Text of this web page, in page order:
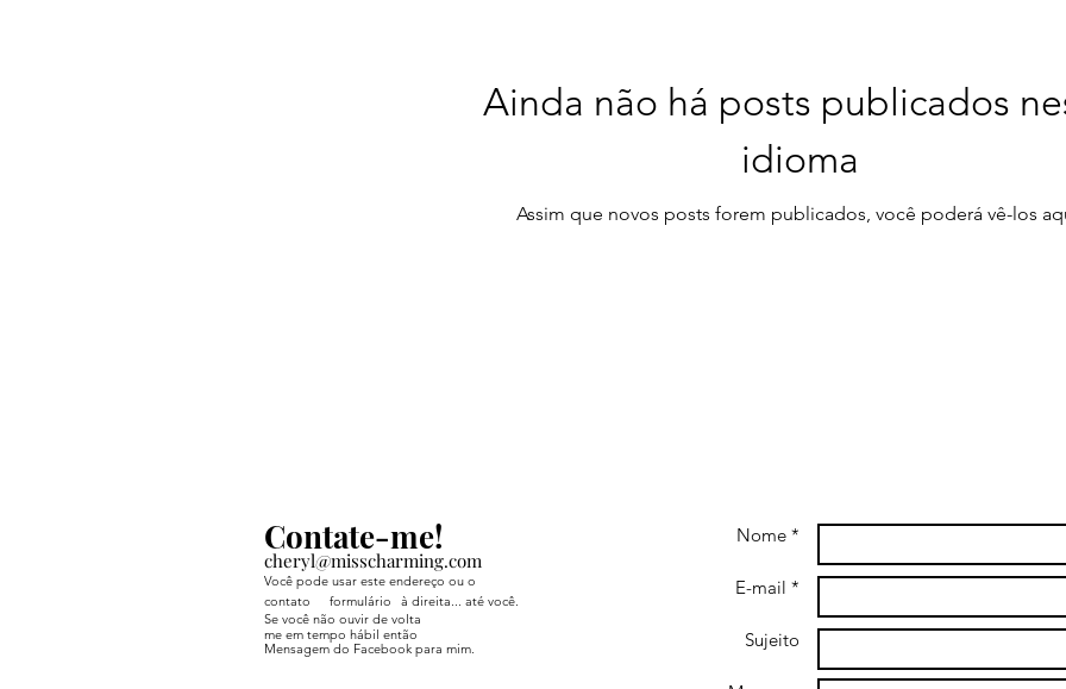
Ainda não há posts publicados
idioma
Assim que novos posts forem publicados, você poderá vê-los
Contate-me!
cheryl@misscharming.com
Você pode usar este endereço ou o
contato
formulário
à direita... até você.
Se você não ouvir de volta
me em tempo hábil então
Mensagem do Facebook para mim.
Nome *
E-mail *
Sujeito